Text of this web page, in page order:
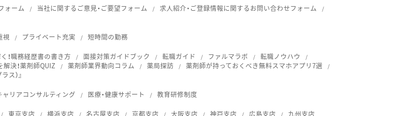
ォーム 当社に関するご意見・ご要望フォーム
求人紹介・ご登録情報に関するお問い合わせフォーム
視 プライベート充実 短時間の勤務
！職務経歴書の書き方 面接対策ガイドブック 転職ガイド ファルマラボ
転職ノウハウ
解決！薬剤師QUIZ 薬剤師業界動向コラム 薬局探訪
薬剤師が持っておくべき無料スマホアプリ7選
ス）』
ャリアコンサルティング 医療・健康サポート 教育研修制度
東京支店 横浜支店 名古屋支店 京都支店 大阪支店 神戸支店 広島支店 九州支店